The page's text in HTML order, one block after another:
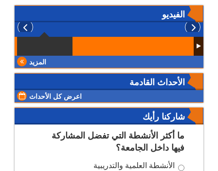
الفيديو
المزيد
الأحداث القادمة
اعرض كل الأحداث
شاركنا رأيك
ما أكثر الأنشطة التي تفضل المشاركة
فيها داخل الجامعة؟
الأنشطة العلمية والتدريبية